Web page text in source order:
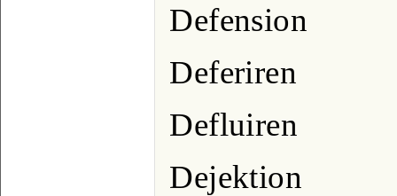
Defension
Deferiren
Defluiren
Dejektion